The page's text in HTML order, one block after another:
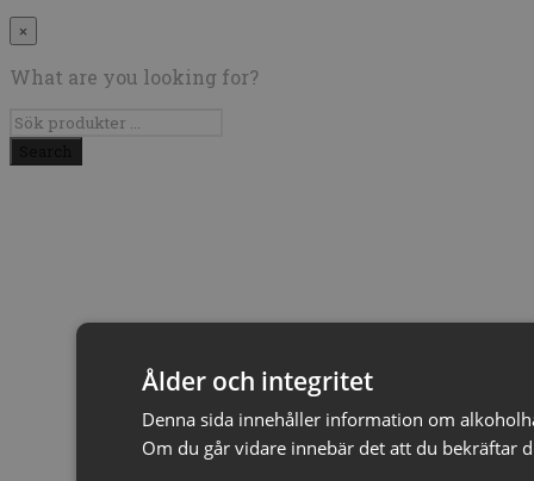
×
What are you looking for?
Ålder och integritet
Denna sida innehåller information om
Om du går vidare innebär det att du bekräftar